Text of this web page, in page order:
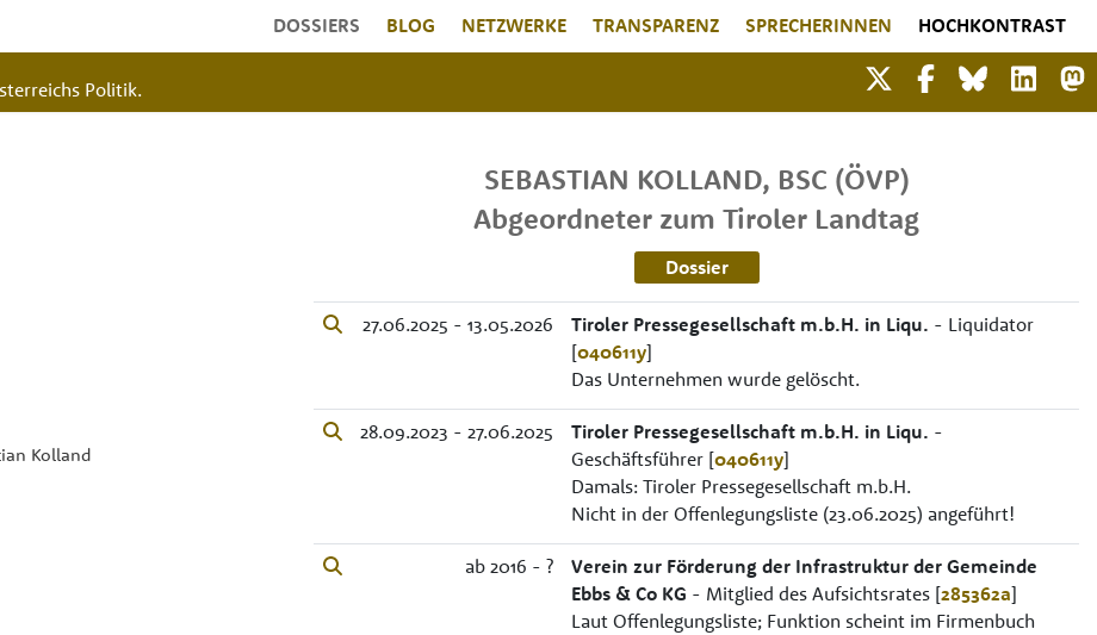
DOSSIERS BLOG NETZWERKE TRANSPARENZ SPRECHERINNEN HOCHKONTRAST
Politik.
Kolland
SEBASTIAN KOLLAND, BSC (ÖVP)
Abgeordneter zum Tiroler Landtag
Dossier
27.06.2025 - 13.05.2026 Tiroler Pressegesellschaft m.b.H. in Liqu. - Liquidator
[040611y]
Das Unternehmen wurde gelöscht.
28.09.2023 - 27.06.2025 Tiroler Pressegesellschaft m.b.H. in Liqu. -
Geschäftsführer [040611y]
Damals: Tiroler Pressegesellschaft m.b.H.
Nicht in der Offenlegungsliste (23.06.2025) angeführt!
ab 2016 - ?
Verein zur Förderung der Infrastruktur der Gemeinde
Ebbs & Co KG - Mitglied des Aufsichtsrates [285362a]
Laut Offenlegungsliste; Funktion scheint im Firmenbuch